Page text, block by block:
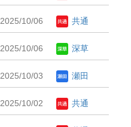
2025/10/06 共通
2025/10/06 深草
2025/10/03 瀬田
2025/10/02 共通